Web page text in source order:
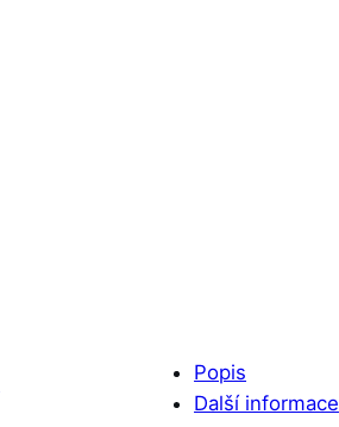
Popis
Další informace